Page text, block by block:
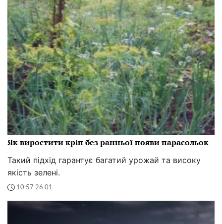
Як виростити кріп без ранньої появи парасольок
Такий підхід гарантує багатий урожай та високу
якість зелені.
10:57 26.01